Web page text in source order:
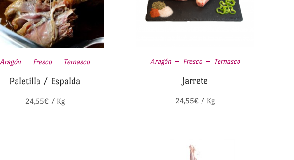
Aragón Fresco Ternasco
Paletilla / Espalda
24,55€/ Kg
Aragón Fresco Ternasco
Jarrete
24,55€ / Kg